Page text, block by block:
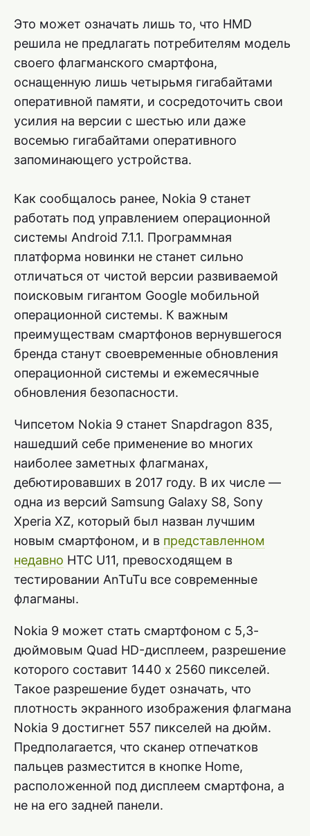
Это может означать лишь то, что HMD
решила не предлагать потребителям модель
своего флагманского смартфона,
оснащенную лишь четырьмя гигабайтами
оперативной памяти, и сосредоточить свои
усилия на версии с шестью или даже
восемью гигабайтами оперативного
запоминающего устройства.
Как сообщалось ранее, Nokia 9 станет
работать под управлением операционной
системы Android 7.1.1. Программная
платформа новинки не станет сильно
отличаться от чистой версии развиваемой
поисковым гигантом Google мобильной
операционной системы. К важным
преимуществам смартфонов вернувшегося
бренда станут своевременные обновления
операционной системы и ежемесячные
обновления безопасности.
Чипсетом Nokia 9 станет Snapdragon 835,
нашедший себе применение во многих
наиболее заметных флагманах,
дебютировавших в 2017 году. В их числе —
одна из версий Samsung Galaxy S8, Sony
Xperia XZ, который был назван лучшим
новым смартфоном, и в представленном
недавно HTC U11, превосходящем в
тестировании AnTuTu все современные
флагманы.
Nokia 9 может стать смартфоном с 5,3-
дюймовым Quad HD-дисплеем, разрешение
которого составит 1440 х 2560 пикселей.
Такое разрешение будет означать, что
плотность экранного изображения флагмана
Nokia 9 достигнет 557 пикселей на дюйм.
Предполагается, что сканер отпечатков
пальцев разместится в кнопке Home,
расположенной под дисплеем смартфона, а
не на его задней панели.